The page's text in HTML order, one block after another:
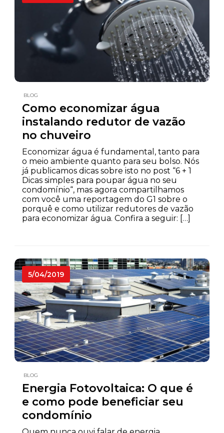
BLOG
Como economizar água
instalando redutor de vazão
no chuveiro
Economizar água é fundamental, tanto para
o meio ambiente quanto para seu bolso. Nós
já publicamos dicas sobre isto no post “6 + 1
Dicas simples para poupar água no seu
condomínio“, mas agora compartilhamos
com você uma reportagem do G1 sobre o
porquê e como utilizar redutores de vazão
para economizar água. Confira a seguir: […]
5/04/2019
BLOG
Energia Fotovoltaica: O que é
e como pode beneficiar seu
condomínio